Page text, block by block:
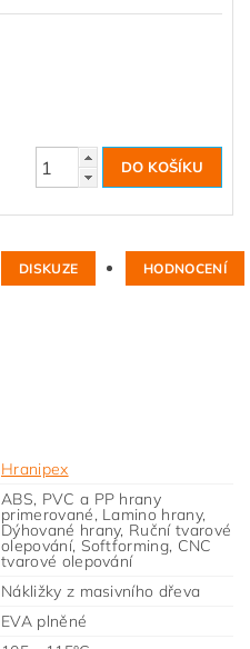
DISKUZE HODNOCENÍ
Hranipex
ABS, PVC a PP hrany
primerované, Lamino hrany,
Dýhované hrany, Ruční tvarové
olepování, Softforming, CNC
tvarové olepování
Nákližky z masivního dřeva
EVA plněné